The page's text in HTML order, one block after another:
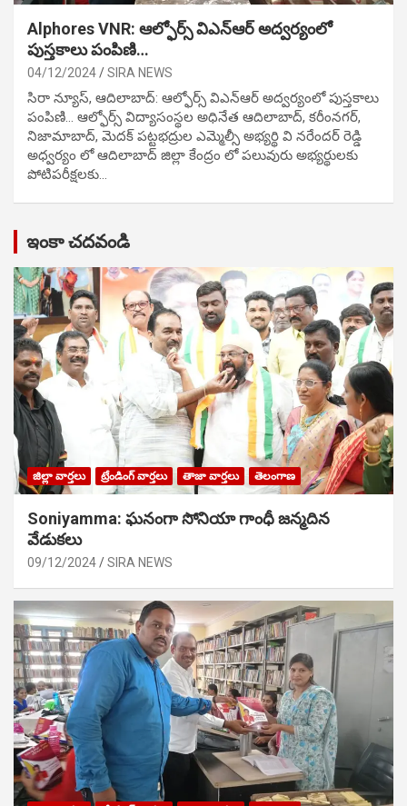
Alphores VNR: ఆల్ఫోర్స్ విఎన్ఆర్ అద్వర్యంలో
పుస్తకాలు పంపిణి…
04/12/2024 SIRA NEWS
సిరా న్యూస్, ఆదిలాబాద్: ఆల్ఫోర్స్ విఎన్ఆర్ అద్వర్యంలో పుస్తకాలు
పంపిణి… ఆల్ఫోర్స్ విద్యాసంస్థల అధినేత ఆదిలాబాద్, కరీంనగర్,
నిజామాబాద్, మెదక్ పట్టభద్రుల ఎమ్మెల్సీ అభ్యర్థి వి నరేందర్ రెడ్డి
అధ్వర్యం లో ఆదిలాబాద్ జిల్లా కేంద్రం లో పలువురు అభ్యర్థులకు
పోటిప‌రీక్ష‌ల‌కు…
ఇంకా చదవండి
జిల్లా వార్తలు ట్రేండింగ్ వార్తలు తాజా వార్తలు తెలంగాణ
Soniyamma: ఘ‌నంగా సోనియా గాంధీ జ‌న్మ‌దిన
వేడుక‌లు
09/12/2024 SIRA NEWS